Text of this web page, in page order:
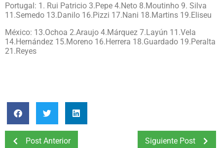
Portugal: 1. Rui Patricio 3.Pepe 4.Neto 8.Moutinho 9. Silva
11.Semedo 13.Danilo 16.Pizzi 17.Nani 18.Martins 19.Eliseu
México: 13.Ochoa 2.Araujo 4.Márquez 7.Layún 11.Vela
14.Hernández 15.Moreno 16.Herrera 18.Guardado 19.Peralta
21.Reyes
Post Anterior Siguiente Post